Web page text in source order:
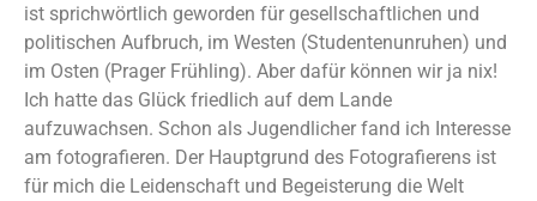
ist sprichwörtlich geworden für gesellschaftlichen und
politischen Aufbruch, im Westen (Studentenunruhen) und
im Osten (Prager Frühling). Aber dafür können wir ja nix!
Ich hatte das Glück friedlich auf dem Lande
aufzuwachsen. Schon als Jugendlicher fand ich Interesse
am fotografieren. Der Hauptgrund des Fotografierens ist
für mich die Leidenschaft und Begeisterung die Welt